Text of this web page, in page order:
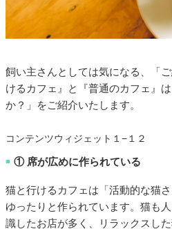
飼い主さんとしては気になる、「
けるカフェ』と『普通のカフェ』
か？」をご紹介いたします。
コンテンツウィジェット１−１２
■ ① 席が広めに作られている
猫と行けるカフェは「活動的な猫
ゆったりと作られています。猫も
識したお店が多く、リラックスし